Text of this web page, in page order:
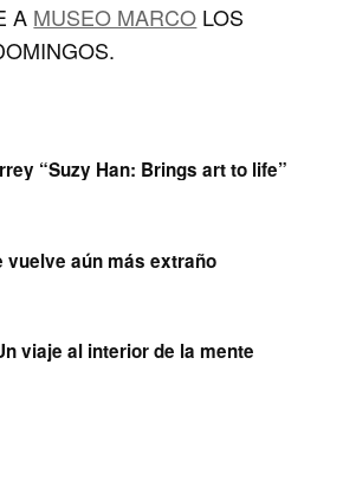
A MUSEO MARCO LOS
.
“Suzy Han: Brings art to life”
vuelve aún más extraño
viaje al interior de la mente